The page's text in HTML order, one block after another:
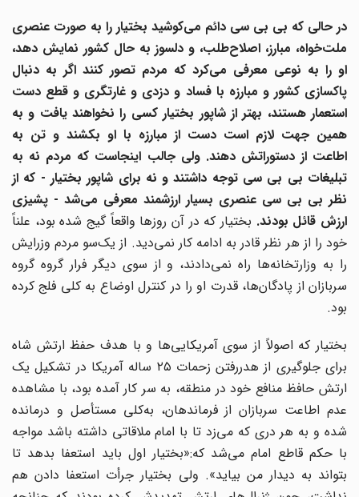
در حالی که بی بی سی دائم می‌کوشید بختیار را به صورت عنصری
ملت‌خواه، مبارز، اصلاح‌طلب، و دلسوز به حال کشور نمایش دهد،
او را به نوعی معرفی می‌کرد که مردم تصور کنند اگر به دنبال
پاکسازی کشور و مبارزه با فساد و دزدی و غارتگری و قطع دست
استعمار هستند، بهتر از شاپور بختیار کسی را نخواهند یافت و به
همین جهت لازم است دست از مبارزه با او بکشند و تن به
اطاعت از دستوراتش دهند. ولی جالب اینجاست که مردم نه به
تبلیغات بی بی سی توجه داشتند و نه برای شاپور بختیار - که از
نظر بی بی سی عنصری بسیار ارزشمند معرفی می‌شد - پشیزی
ارزش قائل بودند.بختیار که در آن روزها واقعاً گیج شده بود، علناً
خود را از هر نظر قادر به ادامه کار نمی‌دید. از یک‌سو مردم وزرایش
را به وزارتخانه‌ها راه نمی‌دادند، و از سوی دیگر فرار گروه گروه
سربازان از پادگان‌ها، قدرت او را در کنترل اوضاع به کلی فلج کرده
بود.
بختیار که اصولاً از سوی آمریکایی‌ها و با هدف حفظ ارتش شاه
برای جلوگیری از هدررفتن زحمات ۲۵ ساله آمریکا در تشکیل یک
ارتش حافظ منافع خود در منطقه، به سر کار آمده بود، با مشاهده
عدم اطاعت سربازان از فرماندهان، به‌کلی مستأصل و درمانده
شده و به هر دری که می‌زد تا با امام ملاقاتی داشته باشد مواجه
با حکم قاطع امام می‌شد که:«بختیار اول باید استعفا بدهد تا
بتواند به دیدار من بیاید». ولی بختیار جرأت استعفا دادن هم